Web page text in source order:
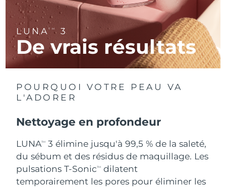
LUNATM 3
De vrais résultats
POURQUOI VOTRE PEAU VA
L'ADORER
Nettoyage en profondeur
LUNATM
3 élimine jusqu'à 99,5 % de la saleté,
du sébum et des résidus de maquillage. Les
pulsations T-SonicTM
dilatent
temporairement les pores pour éliminer les
R.A.S. chinoise de
Macao
Livraison estimée8/12/26
Malaisie Livraison estimée8/13/26
Malte
Monaco Livraison estimée
Pays-Bas Livraison estimée 8/10/26
Nouvelle-Zélande